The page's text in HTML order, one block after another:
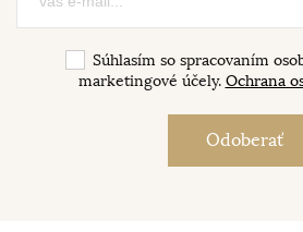
Súhlasím so spracovaním
marketingové účely. Ochrana